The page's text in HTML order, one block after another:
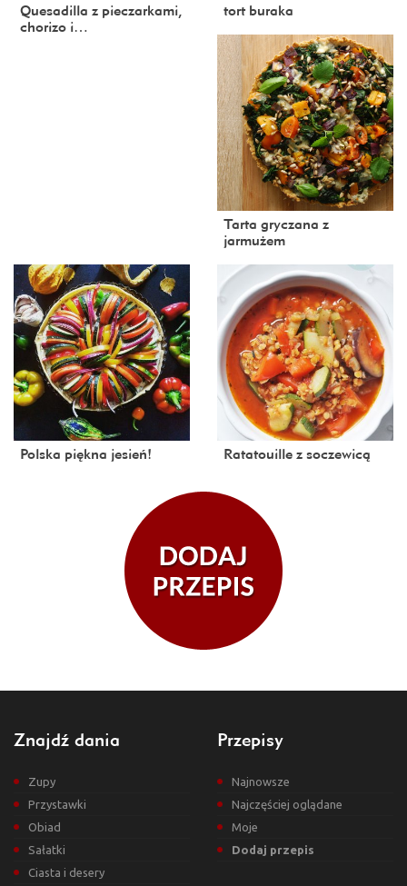
Quesadilla z pieczarkami,
chorizo i…
tort buraka
Tarta gryczana z
jarmużem
Polska piękna jesień! Ratatouille z soczewicą
Znajdź dania
Zupy
Przystawki
Obiad
Sałatki
Ciasta i desery
Przepisy
Najnowsze
Najczęściej oglądane
Moje
Dodaj przepis